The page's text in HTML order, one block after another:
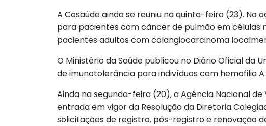
A Cosaúde ainda se reuniu na quinta-feira (23).
para pacientes com câncer de pulmão em células
pacientes adultos com colangiocarcinoma
O Ministério da Saúde publicou no Diário Oficial da
de imunotolerância para indivíduos com hemofilia A
Ainda na segunda-feira (20), a Agência Nacional
entrada em vigor da Resolução da Diretoria
solicitações de registro, pós-registro e renovação